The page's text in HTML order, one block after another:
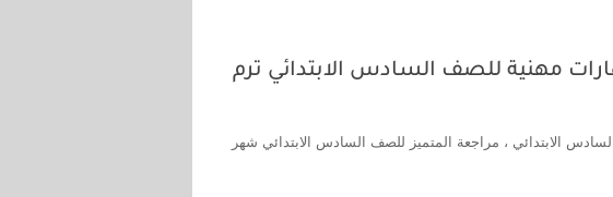
مهنية للصف السادس الابتدائي ترم
الابتدائي ، مراجعة المتميز للصف السادس الابتدائي شهر